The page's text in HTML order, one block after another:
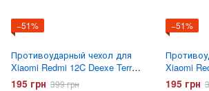
−51%
Противоударный чехол для
Xiaomi Redmi 12C Deexe Terra
Синий
195 грн 399 грн
−51%
Xiaomi
Серый
195 грн